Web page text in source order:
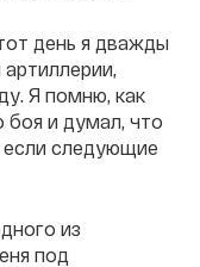
день я дважды
Я помню, как
боя и думал, что
если следующие
из
под